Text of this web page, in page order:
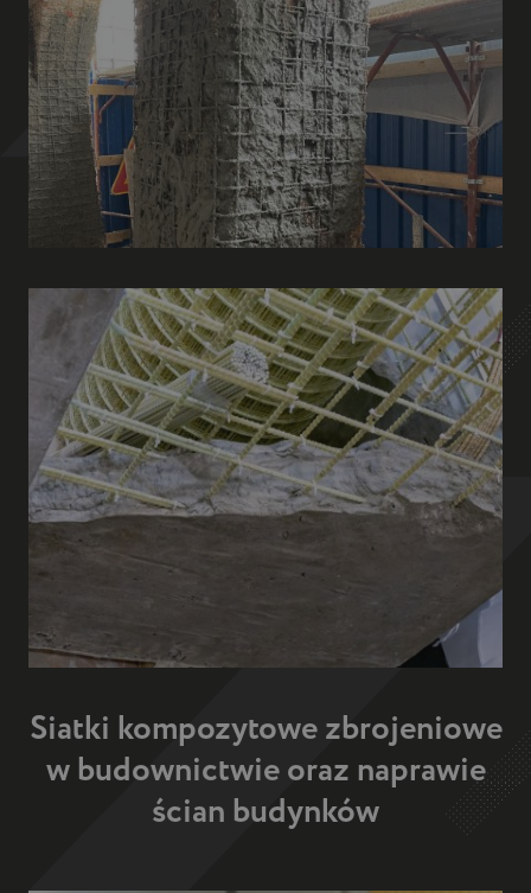
Siatki kompozytowe zbrojeniowe
w budownictwie oraz naprawie